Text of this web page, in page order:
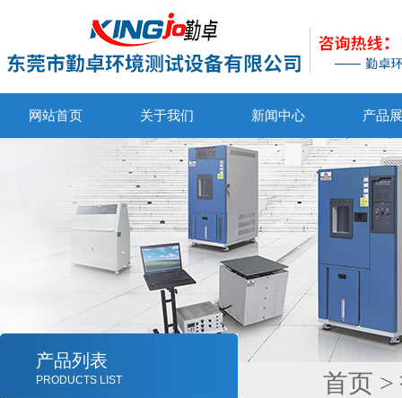
网站首页 关于我们 新闻中心 产品
产品列表
PRODUCTS LIST 首页 >